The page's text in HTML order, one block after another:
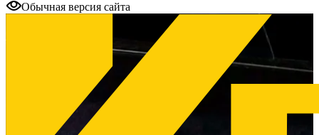
Обычная версия сайта